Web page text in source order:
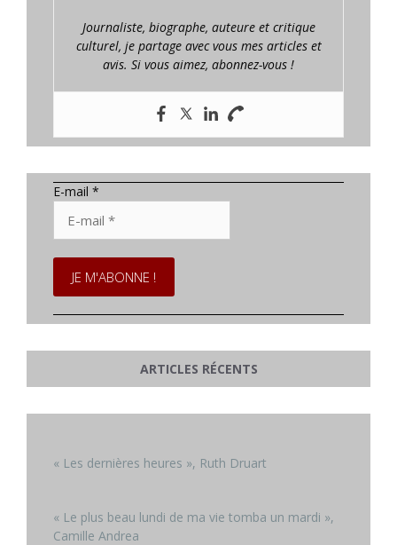
Journaliste, biographe, auteure et critique
culturel, je partage avec vous mes articles et
avis. Si vous aimez, abonnez-vous !
E-mail *
ARTICLES RÉCENTS
« Les dernières heures », Ruth Druart
« Le plus beau lundi de ma vie tomba un mardi »,
Camille Andrea